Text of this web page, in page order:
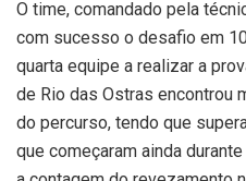
O time, comandado pela
com sucesso o desafio em
quarta equipe a realizar a
de Rio das Ostras encontrou
do percurso, tendo que
que começaram ainda